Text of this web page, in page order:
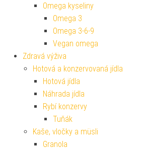
Omega kyseliny
Omega 3
Omega 3-6-9
Vegan omega
Zdravá výživa
Hotová a konzervovaná jídla
Hotová jídla
Náhrada jídla
Rybí konzervy
Tuňák
Kaše, vločky a müsli
Granola